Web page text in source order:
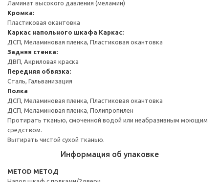
Ламинат высокого давления (меламин)
Кромка:
Пластиковая окантовка
Каркас напольного шкафа Каркас:
ДСП, Меламиновая пленка, Пластиковая окантовка
Задняя стенка:
ДВП, Акриловая краска
Передняя обвязка:
Сталь, Гальванизация
Полка
ДСП, Меламиновая пленка, Пластиковая окантовка
ДСП, Меламиновая пленка, Полипропилен
Протирать тканью, смоченной водой или неабразивным моющим
средством.
Вытирать чистой сухой тканью.
Информация об упаковке
METOD МЕТОД